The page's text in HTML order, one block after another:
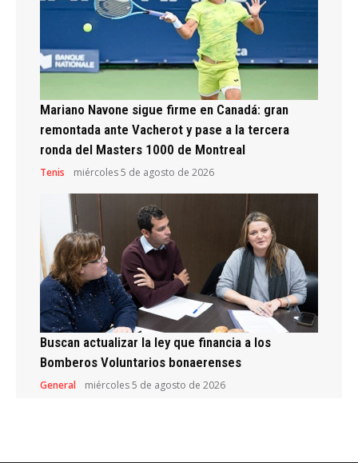
Mariano Navone sigue firme en Canadá: gran
remontada ante Vacherot y pase a la tercera
ronda del Masters 1000 de Montreal
Tenis miércoles 5 de agosto de 2026
Buscan actualizar la ley que financia a los
Bomberos Voluntarios bonaerenses
General miércoles 5 de agosto de 2026